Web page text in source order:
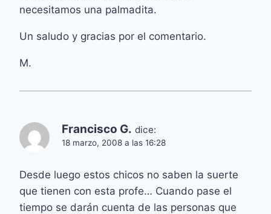
necesitamos una palmadita.
Un saludo y gracias por el comentario.
M.
Francisco G. dice:
18 marzo, 2008 a las 16:28
Desde luego estos chicos no saben la suerte
que tienen con esta profe… Cuando pase el
tiempo se darán cuenta de las personas que